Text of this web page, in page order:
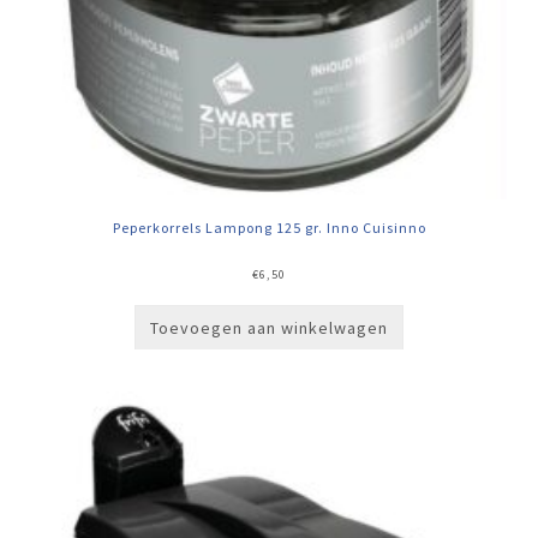
Peperkorrels Lampong 125 gr. Inno Cuisinno
€6,50
Toevoegen aan winkelwagen